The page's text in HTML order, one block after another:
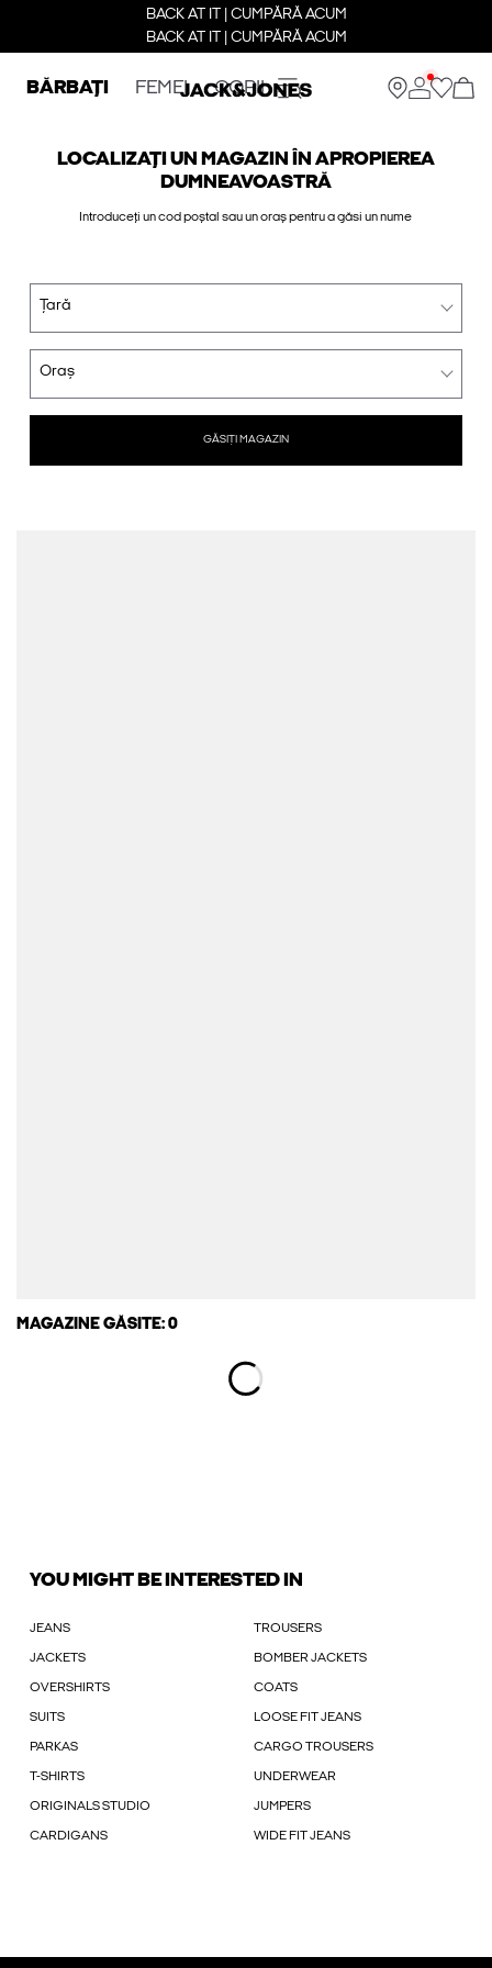
BACK AT IT | CUMPĂRĂ ACUM
BACK AT IT | CUMPĂRĂ ACUM
BĂRBAȚI FEMEI COPII
LOCALIZAȚI UN MAGAZIN ÎN APROPIEREA
DUMNEAVOASTRĂ
Introduceți un cod poștal sau un oraș pentru a găsi un nume
Țară
Oraș
GĂSIȚI MAGAZIN
MAGAZINE GĂSITE: 0
YOU MIGHT BE INTERESTED IN
JEANS TROUSERS
JACKETS BOMBER JACKETS
OVERSHIRTS COATS
SUITS LOOSE FIT JEANS
PARKAS CARGO TROUSERS
T-SHIRTS UNDERWEAR
ORIGINALS STUDIO JUMPERS
CARDIGANS WIDE FIT JEANS